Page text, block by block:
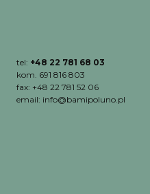
tel: +48 22 781 68 03
kom. 691 816 803
fax: +48 22 781 52 06
email: info@bamipoluno.pl